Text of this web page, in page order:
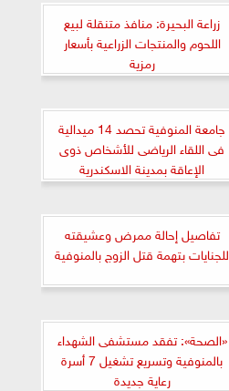
زراعة البحيرة: منافذ متنقلة لبيع
اللحوم والمنتجات الزراعية بأسعار
رمزية
جامعة المنوفية تحصد 14 ميدالية
فى اللقاء الرياضى للأشخاص ذوى
الإعاقة بمدينة الاسكندرية
تفاصيل إحالة ممرض وعشيقته
للجنايات بتهمة قتل الزوج بالمنوفية
«الصحة»: تفقد مستشفى الشهداء
بالمنوفية وتسريع تشغيل 7 أسرة
رعاية جديدة